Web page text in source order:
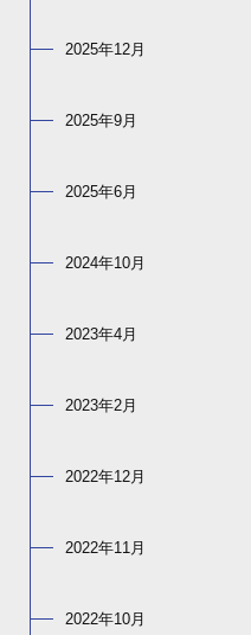
2025年12月
2025年9月
2025年6月
2024年10月
2023年4月
2023年2月
2022年12月
2022年11月
2022年10月